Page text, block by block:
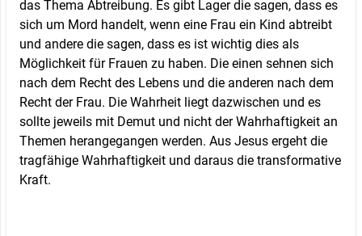
das Thema Abtreibung. Es gibt Lager die sagen, dass es
sich um Mord handelt, wenn eine Frau ein Kind abtreibt
und andere die sagen, dass es ist wichtig dies als
Möglichkeit für Frauen zu haben. Die einen sehnen sich
nach dem Recht des Lebens und die anderen nach dem
Recht der Frau. Die Wahrheit liegt dazwischen und es
sollte jeweils mit Demut und nicht der Wahrhaftigkeit an
Themen herangegangen werden. Aus Jesus ergeht die
tragfähige Wahrhaftigkeit und daraus die transformative
Kraft.